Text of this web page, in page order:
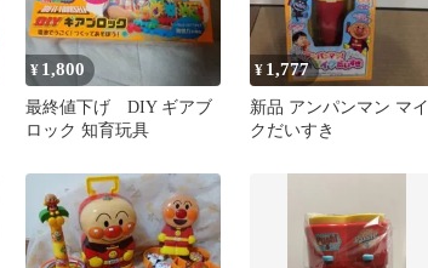
¥ 1,800
最終値下げ DIY ギアブ
ロック 知育玩具
¥ 1,777
新品 アンパンマン マイ
クだいすき